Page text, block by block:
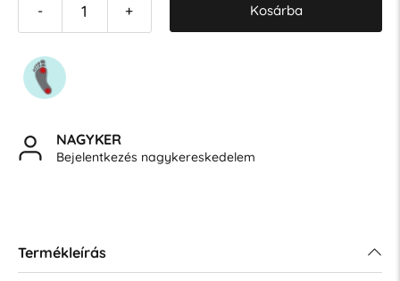
- + Kosárba
NAGYKER
Bejelentkezés nagykereskedelem
Termékleírás